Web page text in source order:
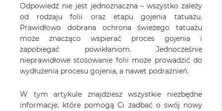
Odpowiedź nie jest jednoznaczna – wszystko zależy
od rodzaju folii oraz etapu gojenia tatuażu.
Prawidłowo dobrana ochrona świeżego tatuażu
może znacząco wspierać proces gojenia i
zapobiegać powikłaniom. Jednocześnie
nieprawidłowe stosowanie folii może prowadzić do
wydłużenia procesu gojenia, a nawet podrażnień.
W tym artykule znajdziesz wszystkie niezbędne
informacje, które pomogą Ci zadbać o swój nowy